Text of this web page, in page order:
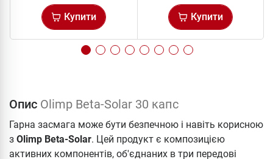
Купити Купити
Опис Olimp Beta-Solar 30 капс
Гарна засмага може бути безпечною і навіть корисною
з Olimp Beta-Solar. Цей продукт є композицією
активних компонентів, об'єднаних в три передові